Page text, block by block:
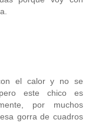
el calor y no se
este chico es
por muchos
gorra de cuadros